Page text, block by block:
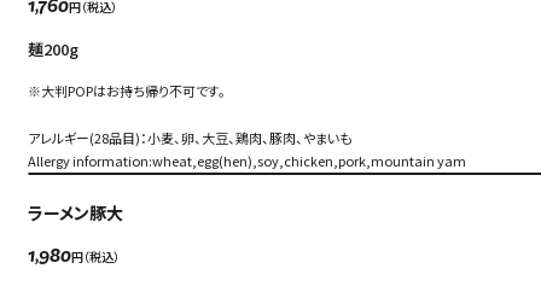
FAQ
アーカイブ
ARCHIVE
한국
1,760円（税込）
麺200g
※大判POPはお持ち帰り不可です。
アレルギー(28品目)：小麦、卵、大豆、鶏肉、豚肉、やまいも
Allergy information:wheat,egg(hen),soy,chicken,pork,mountain yam
ラーメン豚大
1,980円（税込）